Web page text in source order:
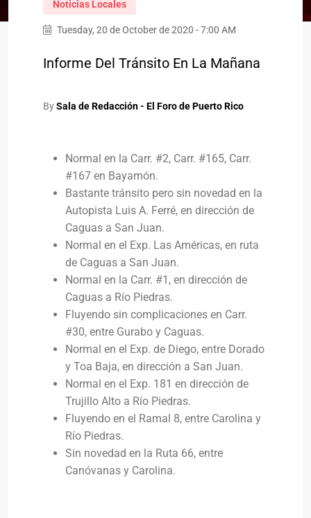
Noticias Locales
Tuesday, 20 de October de 2020 - 7:00 AM
Informe Del Tránsito En La Mañana
BySala de Redacción - El Foro de Puerto Rico
Normal en la Carr. #2, Carr. #165, Carr.
#167 en Bayamón.
Bastante tránsito pero sin novedad en la
Autopista Luis A. Ferré, en dirección de
Caguas a San Juan.
Normal en el Exp. Las Américas, en ruta
de Caguas a San Juan.
Normal en la Carr. #1, en dirección de
Caguas a Río Piedras.
Fluyendo sin complicaciones en Carr.
#30, entre Gurabo y Caguas.
Normal en el Exp. de Diego, entre Dorado
y Toa Baja, en dirección a San Juan.
Normal en el Exp. 181 en dirección de
Trujillo Alto a Río Piedras.
Fluyendo en el Ramal 8, entre Carolina y
Río Piedras.
Sin novedad en la Ruta 66, entre
Canóvanas y Carolina.